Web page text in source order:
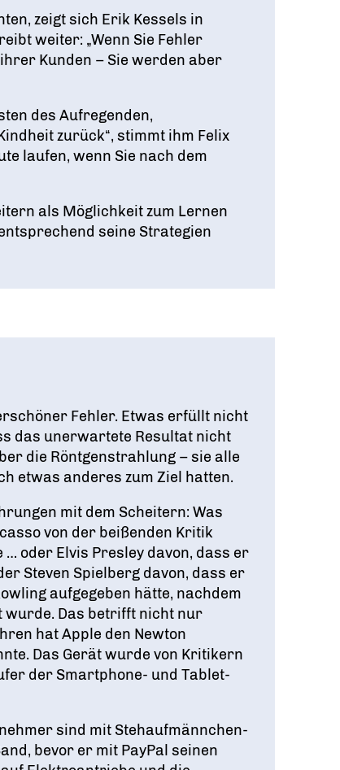
zeigt sich Erik Kessels in
weiter: „Wenn Sie Fehler
Kunden – Sie werden aber
des Aufregenden,
zurück“, stimmt ihm Felix
laufen, wenn Sie nach dem
als Möglichkeit zum Lernen
seine Strategien
Fehler. Etwas erfüllt nicht
das unerwartete Resultat nicht
die Röntgenstrahlung – sie alle
etwas anderes zum Ziel hatten.
mit dem Scheitern: Was
von der beißenden Kritik
oder Elvis Presley davon, dass er
Steven Spielberg davon, dass er
aufgegeben hätte, nachdem
Das betrifft nicht nur
hat Apple den Newton
Das Gerät wurde von Kritikern
der Smartphone- und Tablet-
sind mit Stehaufmännchen-
bevor er mit PayPal seinen